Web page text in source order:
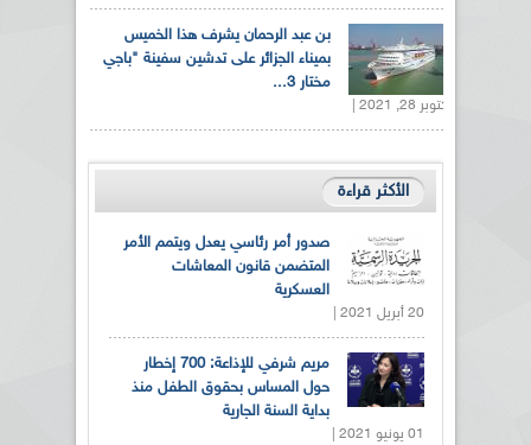
بن عبد الرحمان يشرف هذا الخميس
بميناء الجزائر على تدشين سفينة "باجي
مختار 3...
أكتوبر 28, 2021 |
الأكثر قراءة
صدور أمر رئاسي يعدل ويتمم الأمر
المتضمن قانون المعاشات
العسكرية
20 أبريل 2021 |
مريم شرفي للإذاعة: 700 إخطار
حول المساس بحقوق الطفل منذ
بداية السنة الجارية
01 يونيو 2021 |